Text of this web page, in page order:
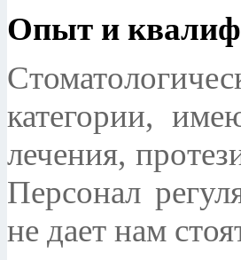
Опыт и
категории,
лечения,
Персонал
не дает нам